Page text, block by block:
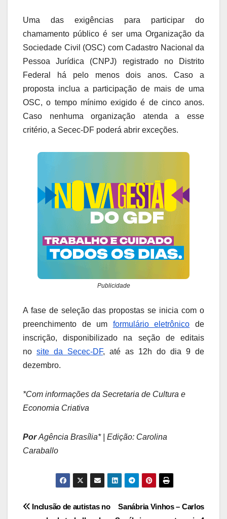
Uma das exigências para participar do
chamamento público é ser uma Organização da
Sociedade Civil (OSC) com Cadastro Nacional da
Pessoa Jurídica (CNPJ) registrado no Distrito
Federal há pelo menos dois anos. Caso a
proposta inclua a participação de mais de uma
OSC, o tempo mínimo exigido é de cinco anos.
Caso nenhuma organização atenda a esse
critério, a Secec-DF poderá abrir exceções.
Publicidade
A fase de seleção das propostas se inicia com o
preenchimento de um formulário eletrônico de
inscrição, disponibilizado na seção de editais
no site da Secec-DF, até as 12h do dia 9 de
dezembro.
*Com informações da Secretaria de Cultura e
Economia Criativa
PorAgência Brasília* | Edição: Carolina
Caraballo
Navegação
Sanábria Vinhos – Carlos
Inclusão de autistas no